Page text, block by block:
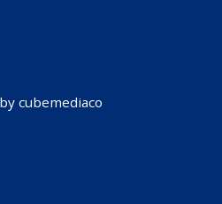
cubemediaco